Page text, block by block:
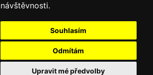
návštěvnosti.
Souhlasím
Odmítám
Upravit mé předvolby